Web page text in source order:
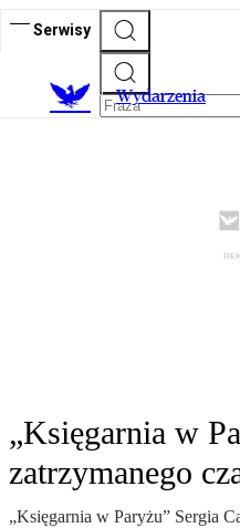
Serwisy
Wydarzenia
„Księgarnia w
zatrzymanego
„Księgarnia w Paryżu” Sergia